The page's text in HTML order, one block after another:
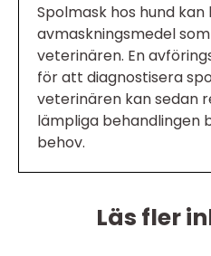
Spolmask hos hund
avmaskningsmedel
veterinären. En
för att diagnostisera
veterinären kan sedan
lämpliga behandlingen
behov.
Läs fler